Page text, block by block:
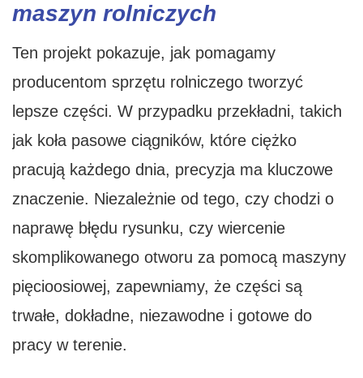
maszyn rolniczych
Ten projekt pokazuje, jak pomagamy
producentom sprzętu rolniczego tworzyć
lepsze części. W przypadku przekładni, takich
jak koła pasowe ciągników, które ciężko
pracują każdego dnia, precyzja ma kluczowe
znaczenie. Niezależnie od tego, czy chodzi o
naprawę błędu rysunku, czy wiercenie
skomplikowanego otworu za pomocą maszyny
pięcioosiowej, zapewniamy, że części są
trwałe, dokładne, niezawodne i gotowe do
pracy w terenie.